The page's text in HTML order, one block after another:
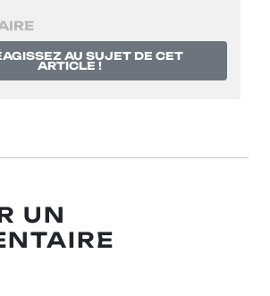
AU SUJET DE CET
ARTICLE !
UN